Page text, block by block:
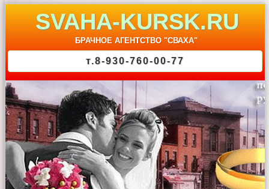
SVAHA-KURSK.RU
БРАЧНОЕ АГЕНТСТВО "СВАХА"
т.8-930-760-00-77